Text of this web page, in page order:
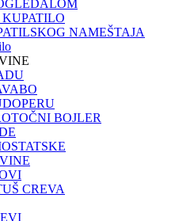
NAMEŠTAJA
BOJLER
CREVA